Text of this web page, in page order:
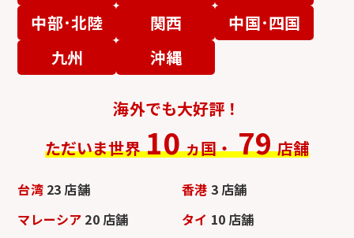
中部･北陸
関西
中国･四国
九州
沖縄
海外でも大好評！
ただいま世界 10 ヵ国・ 79 店舗
台湾 23 店舗 香港 3 店舗
マレーシア 20 店舗 タイ 10 店舗